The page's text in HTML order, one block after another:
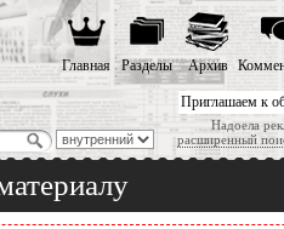
Приглашаем к
Надоела
расширенный
Главная Разделы Архив